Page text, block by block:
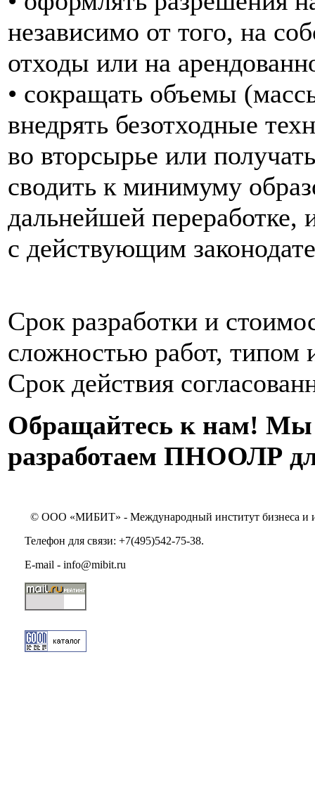
независимо от того, на
отходы или на
• сокращать объемы
внедрять безотходные
во вторсырье или
сводить к минимуму
дальнейшей переработке,
с действующим
Срок разработки и
сложностью работ, типом
Срок действия
Обращайтесь к нам! Мы
разработаем ПНООЛР
© ООО «МИБИТ» - Международный институт бизнеса и
Телефон для связи: +7(495)542-75-38.
E-mail - info@mibit.ru